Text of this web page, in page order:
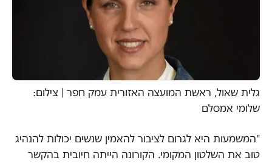
גלית שאול, ראשת המועצה האזורית עמק חפר | צילום:
שלומי אמסלם
"המשמעות היא לגרום לציבור להאמין שנשים יכולות להנהיג
טוב את השלטון המקומי. הקורונה הייתה חיובית בהקשר